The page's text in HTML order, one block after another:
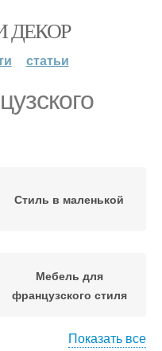
ДЕКОР
статьи
Стиль в маленькой
Мебель для
французского стиля
Показать все